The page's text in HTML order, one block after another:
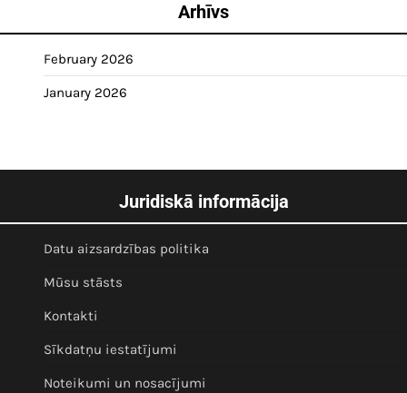
Arhīvs
February 2026
January 2026
Juridiskā informācija
Datu aizsardzības politika
Mūsu stāsts
Kontakti
Sīkdatņu iestatījumi
Noteikumi un nosacījumi